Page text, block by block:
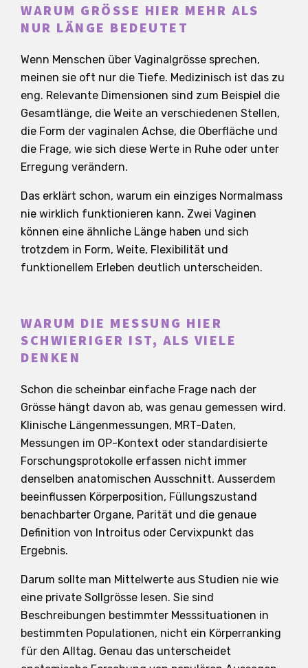
WARUM GRÖSSE HIER MEHR ALS
NUR LÄNGE BEDEUTET
Wenn Menschen über Vaginalgrösse sprechen,
meinen sie oft nur die Tiefe. Medizinisch ist das zu
eng. Relevante Dimensionen sind zum Beispiel die
Gesamtlänge, die Weite an verschiedenen Stellen,
die Form der vaginalen Achse, die Oberfläche und
die Frage, wie sich diese Werte in Ruhe oder unter
Erregung verändern.
Das erklärt schon, warum ein einziges Normalmass
nie wirklich funktionieren kann. Zwei Vaginen
können eine ähnliche Länge haben und sich
trotzdem in Form, Weite, Flexibilität und
funktionellem Erleben deutlich unterscheiden.
WARUM DIE MESSUNG HIER
SCHWIERIGER IST, ALS VIELE
DENKEN
Schon die scheinbar einfache Frage nach der
Grösse hängt davon ab, was genau gemessen wird.
Klinische Längenmessungen, MRT-Daten,
Messungen im OP-Kontext oder standardisierte
Forschungsprotokolle erfassen nicht immer
denselben anatomischen Ausschnitt. Ausserdem
beeinflussen Körperposition, Füllungszustand
benachbarter Organe, Parität und die genaue
Definition von Introitus oder Cervixpunkt das
Ergebnis.
Darum sollte man Mittelwerte aus Studien nie wie
eine private Sollgrösse lesen. Sie sind
Beschreibungen bestimmter Messsituationen in
bestimmten Populationen, nicht ein Körperranking
für den Alltag. Genau das unterscheidet